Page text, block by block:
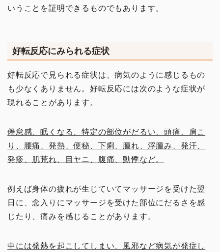
いうことを証明できるものでもあります。
好転反応にみられる症状
好転反応で見られる症状は、病気のように感じるもの
も少なくありません。好転反応には次のような症状が
現れることがあります。
倦怠感、眠くなる、特定の部位がだるい、頭痛、肩こ
り、腰痛、発熱、便秘、下痢、腫れ、浮腫み、発汗、
発疹、肌荒れ、目ヤニ、腹痛、動悸など。
例えば身体の疲れが生じていてマッサージを受けた翌
日に、念入りにマッサージを受けた部位にだるさを感
じたり、痛みを感じることがあります。
中には発熱を起こしてしまい、風邪など病気が発症し